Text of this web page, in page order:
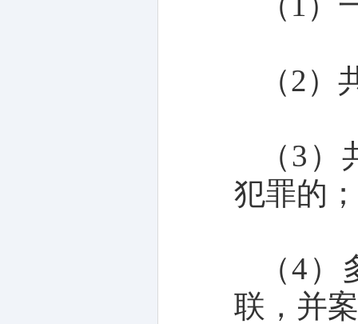
（2
（3
犯罪的；
（4
联，并